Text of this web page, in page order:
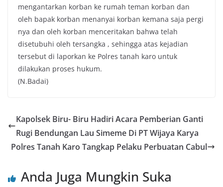
mengantarkan korban ke rumah teman korban dan
oleh bapak korban menanyai korban kemana saja pergi
nya dan oleh korban menceritakan bahwa telah
disetubuhi oleh tersangka , sehingga atas kejadian
tersebut di laporkan ke Polres tanah karo untuk
dilakukan proses hukum.
(N.Badai)
Kapolsek Biru- Biru Hadiri Acara Pemberian Ganti
Rugi Bendungan Lau Simeme Di PT Wijaya Karya
Polres Tanah Karo Tangkap Pelaku Perbuatan Cabul
Anda Juga Mungkin Suka